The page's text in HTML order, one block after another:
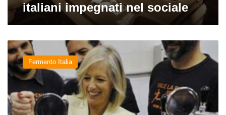
italiani impegnati nel sociale
Vale
la
pena:
Giannini
bagna
Fermento Italia